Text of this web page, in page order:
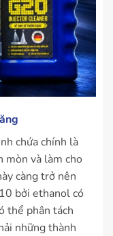
chứa chính là
mòn và làm cho
càng trở nên
bởi ethanol có
thể phân tách
những thành